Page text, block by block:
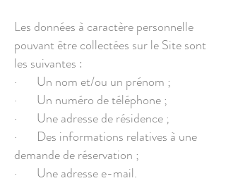
Les données à caractère personnelle
pouvant être collectées sur le Site sont
les suivantes :
· Un nom et/ou un prénom ;
· Un numéro de téléphone ;
· Une adresse de résidence ;
· Des informations relatives à une
demande de réservation ;
· Une adresse e-mail.